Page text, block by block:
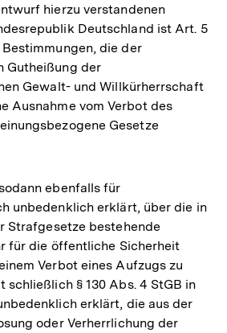
hierzu verstandenen
Deutschland ist Art. 5
Bestimmungen, die der
Gutheißung der
Gewalt- und Willkürherrschaft
Ausnahme vom Verbot des
Gesetze
ebenfalls für
unbedenklich erklärt, über die in
Strafgesetze bestehende
für die öffentliche Sicherheit
Verbot eines Aufzugs zu
schließlich § 130 Abs. 4 StGB in
erklärt, die aus der
oder Verherrlichung der